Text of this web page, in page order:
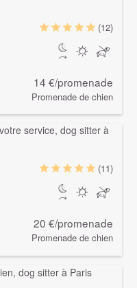
(12)
14 €/promenade
Promenade de chien
(11)
20 €/promenade
Promenade de chien